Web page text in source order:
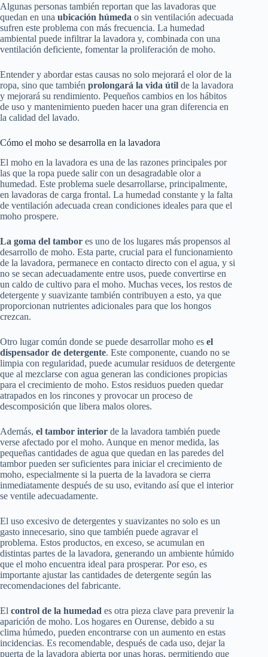
Algunas personas también reportan que las lavadoras que
quedan en una ubicación húmeda o sin ventilación adecuada
sufren este problema con más frecuencia. La humedad
ambiental puede infiltrar la lavadora y, combinada con una
ventilación deficiente, fomentar la proliferación de moho.
Entender y abordar estas causas no solo mejorará el olor de la
ropa, sino que también prolongará la vida útil de la lavadora
y mejorará su rendimiento. Pequeños cambios en los hábitos
de uso y mantenimiento pueden hacer una gran diferencia en
la calidad del lavado.
Cómo el moho se desarrolla en la lavadora
El moho en la lavadora es una de las razones principales por
las que la ropa puede salir con un desagradable olor a
humedad. Este problema suele desarrollarse, principalmente,
en lavadoras de carga frontal. La humedad constante y la falta
de ventilación adecuada crean condiciones ideales para que el
moho prospere.
La goma del tambor es uno de los lugares más propensos al
desarrollo de moho. Esta parte, crucial para el funcionamiento
de la lavadora, permanece en contacto directo con el agua, y si
no se secan adecuadamente entre usos, puede convertirse en
un caldo de cultivo para el moho. Muchas veces, los restos de
detergente y suavizante también contribuyen a esto, ya que
proporcionan nutrientes adicionales para que los hongos
crezcan.
Otro lugar común donde se puede desarrollar moho es el
dispensador de detergente. Este componente, cuando no se
limpia con regularidad, puede acumular residuos de detergente
que al mezclarse con agua generan las condiciones propicias
para el crecimiento de moho. Estos residuos pueden quedar
atrapados en los rincones y provocar un proceso de
descomposición que libera malos olores.
Además, el tambor interior de la lavadora también puede
verse afectado por el moho. Aunque en menor medida, las
pequeñas cantidades de agua que quedan en las paredes del
tambor pueden ser suficientes para iniciar el crecimiento de
moho, especialmente si la puerta de la lavadora se cierra
inmediatamente después de su uso, evitando así que el interior
se ventile adecuadamente.
El uso excesivo de detergentes y suavizantes no solo es un
gasto innecesario, sino que también puede agravar el
problema. Estos productos, en exceso, se acumulan en
distintas partes de la lavadora, generando un ambiente húmido
que el moho encuentra ideal para prosperar. Por eso, es
importante ajustar las cantidades de detergente según las
recomendaciones del fabricante.
El control de la humedad es otra pieza clave para prevenir la
aparición de moho. Los hogares en Ourense, debido a su
clima húmedo, pueden encontrarse con un aumento en estas
incidencias. Es recomendable, después de cada uso, dejar la
puerta de la lavadora abierta por unas horas, permitiendo que